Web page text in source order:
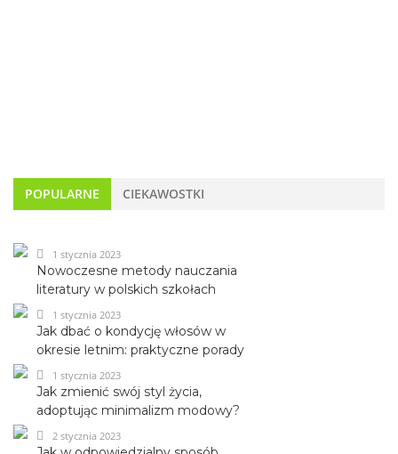
POPULARNE CIEKAWOSTKI
Nowoczesne metody nauczania
literatury w polskich szkołach
1 stycznia 2023
Jak dbać o kondycję włosów w
okresie letnim: praktyczne porady
1 stycznia 2023
Jak zmienić swój styl życia,
adoptując minimalizm modowy?
1 stycznia 2023
2 stycznia 2023